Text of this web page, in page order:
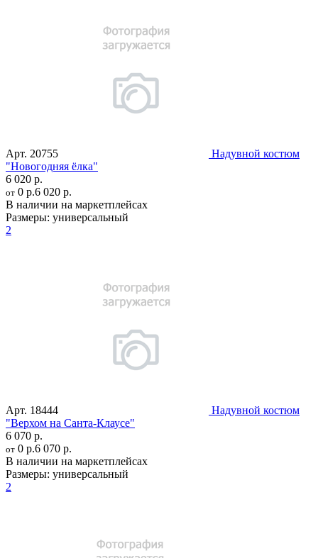
Арт. 20755
Надувной костюм
"Новогодняя ёлка"
6 020 р.
от 0 р.6 020 р.
В наличии на маркетплейсах
Размеры: универсальный
2
Арт. 18444
Надувной костюм
"Верхом на Санта-Клаусе"
6 070 р.
от 0 р.6 070 р.
В наличии на маркетплейсах
Размеры: универсальный
2